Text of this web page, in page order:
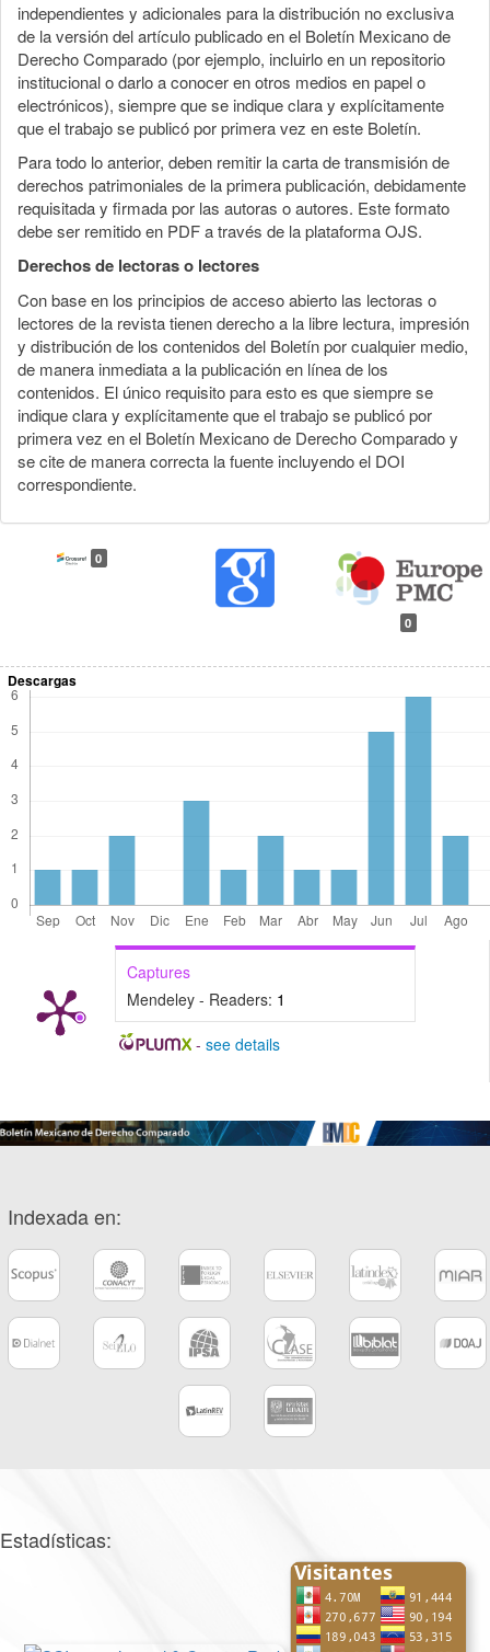
independientes y adicionales para la distribución no exclusiva
de la versión del artículo publicado en el Boletín Mexicano de
Derecho Comparado (por ejemplo, incluirlo en un repositorio
institucional o darlo a conocer en otros medios en papel o
electrónicos), siempre que se indique clara y explícitamente
que el trabajo se publicó por primera vez en este Boletín.
Para todo lo anterior, deben remitir la carta de transmisión de
derechos patrimoniales de la primera publicación, debidamente
requisitada y firmada por las autoras o autores. Este formato
debe ser remitido en PDF a través de la plataforma OJS.
Derechos de lectoras o lectores
Con base en los principios de acceso abierto las lectoras o
lectores de la revista tienen derecho a la libre lectura, impresión
y distribución de los contenidos del Boletín por cualquier medio,
de manera inmediata a la publicación en línea de los
contenidos. El único requisito para esto es que siempre se
indique clara y explícitamente que el trabajo se publicó por
primera vez en el Boletín Mexicano de Derecho Comparado y
se cite de manera correcta la fuente incluyendo el DOI
correspondiente.
0
0
Descargas
Captures
Mendeley - Readers: 1
- see details
Indexada en:
Estadísticas: